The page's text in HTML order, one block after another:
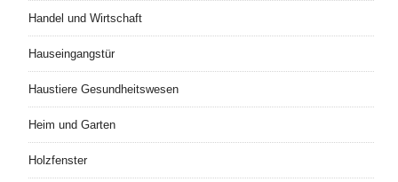
Handel und Wirtschaft
Hauseingangstür
Haustiere Gesundheitswesen
Heim und Garten
Holzfenster